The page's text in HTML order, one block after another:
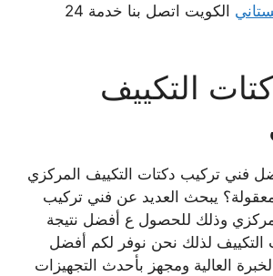
الكويت اتصل بنا خدمة 24
التكييف
فني تركيب دكتات التكييف المركزي
يبحث العديد عن فني تركيب
وذلك للحصول ع أفضل نتيجة
التكييف لذلك نحن نوفر لكم أفضل
العالية ومجهز بأحدث التجهيزات